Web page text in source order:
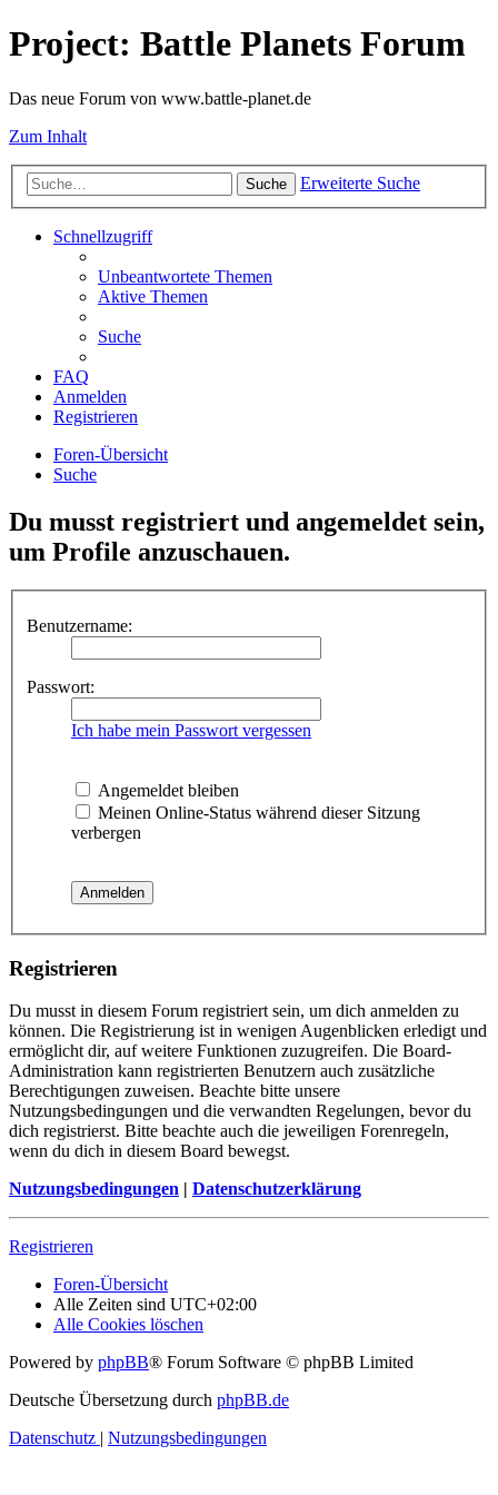
Project: Battle Planets Forum
Das neue Forum von www.battle-planet.de
Zum Inhalt
Suche Erweiterte Suche
Schnellzugriff
Unbeantwortete Themen
Aktive Themen
Suche
FAQ
Anmelden
Registrieren
Foren-Übersicht
Suche
Du musst registriert und angemeldet sein,
um Profile anzuschauen.
Benutzername:
Passwort:
Ich habe mein Passwort vergessen
Angemeldet bleiben
Meinen Online-Status während dieser Sitzung
verbergen
Registrieren
Du musst in diesem Forum registriert sein, um dich anmelden zu
können. Die Registrierung ist in wenigen Augenblicken erledigt und
ermöglicht dir, auf weitere Funktionen zuzugreifen. Die Board-
Administration kann registrierten Benutzern auch zusätzliche
Berechtigungen zuweisen. Beachte bitte unsere
Nutzungsbedingungen und die verwandten Regelungen, bevor du
dich registrierst. Bitte beachte auch die jeweiligen Forenregeln,
wenn du dich in diesem Board bewegst.
Nutzungsbedingungen | Datenschutzerklärung
Registrieren
Foren-Übersicht
Alle Zeiten sind UTC+02:00
Alle Cookies löschen
Powered by phpBB® Forum Software © phpBB Limited
Deutsche Übersetzung durch phpBB.de
Datenschutz | Nutzungsbedingungen